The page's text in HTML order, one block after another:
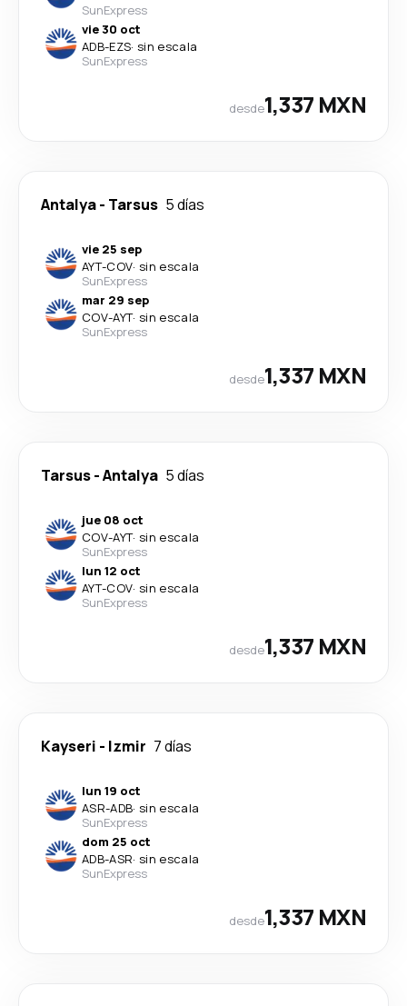
SunExpress
vie 30 oct
ADB-EZS· sin escala
SunExpress
desde1,337 MXN
Antalya- Tarsus 5 días
vie 25 sep
AYT-COV· sin escala
SunExpress
mar 29 sep
COV-AYT· sin escala
SunExpress
desde1,337 MXN
Tarsus-Antalya 5 días
jue 08 oct
COV-AYT· sin escala
SunExpress
lun 12 oct
AYT-COV· sin escala
SunExpress
desde1,337 MXN
Kayseri - Izmir 7 días
lun 19 oct
ASR-ADB· sin escala
SunExpress
dom 25 oct
ADB-ASR· sin escala
SunExpress
desde1,337 MXN